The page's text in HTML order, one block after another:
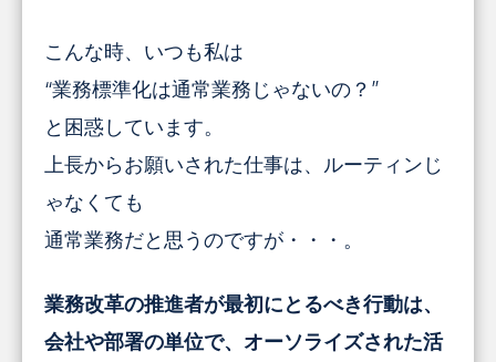
こんな時、いつも私は
“業務標準化は通常業務じゃないの？”
と困惑しています。
上長からお願いされた仕事は、ルーティンじ
ゃなくても
通常業務だと思うのですが・・・。
業務改革の推進者が最初にとるべき行動は、
会社や部署の単位で、オーソライズされた活